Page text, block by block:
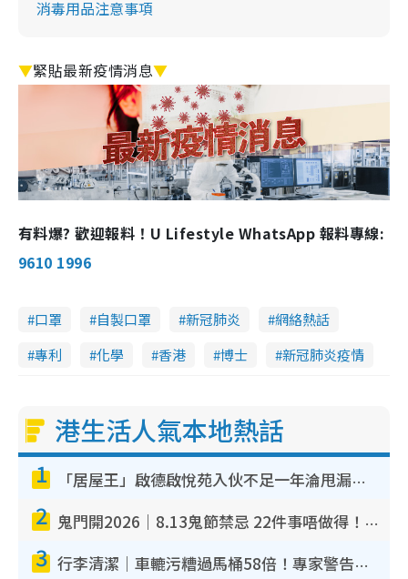
消毒用品注意事項
▼緊貼最新疫情消息▼
有料爆? 歡迎報料！U Lifestyle WhatsApp 報料專線:
9610 1996
口罩 自製口罩 新冠肺炎
網絡熱話
專利
化學 香港 博士 新冠肺炎疫情
港生活人氣本地熱話
1 「居屋王」啟德啟悅苑入伙不足一年淪甩漏之王！插頭噴火花致大停電 多戶業主全屋家電報銷
2 鬼門開2026｜8.13鬼節禁忌 22件事唔做得！燒肉、刺身要少食？半夜勿吹口哨/打呢個電話
3 行李清潔｜車轆污糟過馬桶58倍！專家警告忌用酒精抹 教1招免污手除菌